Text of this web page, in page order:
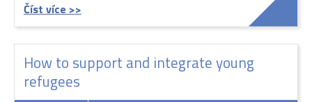
Číst více >>
How to support and integrate young
refugees